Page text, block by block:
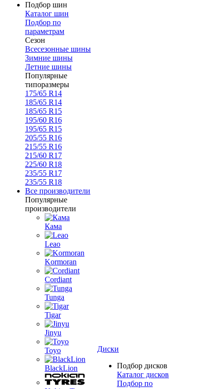
Подбор шин
Каталог шин
Подбор по
параметрам
Сезон
Всесезонные шины
Зимние шины
Летние шины
Популярные
типоразмеры
175/65 R14
185/65 R14
185/65 R15
195/60 R16
195/65 R15
205/55 R16
215/55 R16
215/60 R17
225/60 R18
235/55 R17
235/55 R18
Все производители
Популярные
производители
Кама
Leao
Kormoran
Cordiant
Tunga
Tigar
Jinyu
Toyo
BlackLion
Диски
Подбор дисков
Каталог дисков
Подбор по